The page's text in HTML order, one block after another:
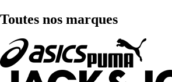
Toutes nos marques